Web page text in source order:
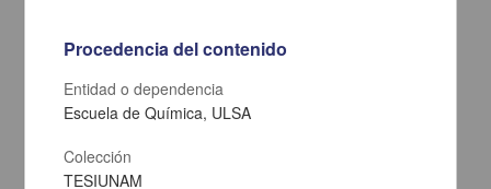
Procedencia del contenido
Entidad o dependencia
Escuela de Química, ULSA
Colección
TESIUNAM